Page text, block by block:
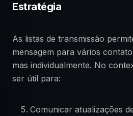
Estratégia
As listas de transmissão
mensagem para vários
mas individualmente. No
ser útil para:
Comunicar atualizações